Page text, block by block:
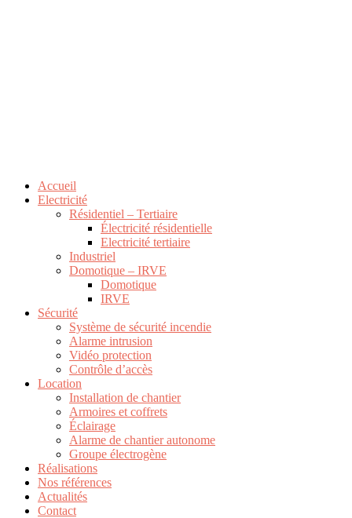
Accueil
Electricité
Résidentiel – Tertiaire
Électricité résidentielle
Electricité tertiaire
Industriel
Domotique – IRVE
Domotique
IRVE
Sécurité
Système de sécurité incendie
Alarme intrusion
Vidéo protection
Contrôle d’accès
Location
Installation de chantier
Armoires et coffrets
Éclairage
Alarme de chantier autonome
Groupe électrogène
Réalisations
Nos références
Actualités
Contact